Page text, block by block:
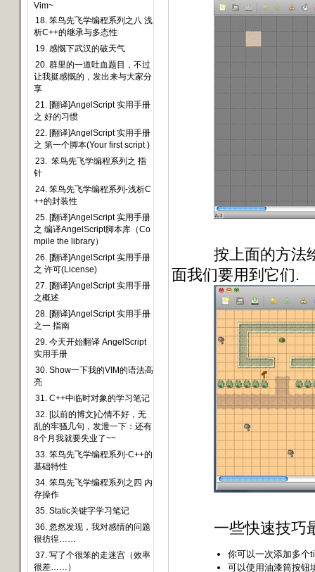
Vim~
18. 笨鸟先飞学编程系列之八 浅
析C++的继承与多态性
19. 感慨下武汉的破天气
20. 群里的一道吐血题目，不过
让我挺感慨的，发出来与大家分
享
21. [翻译]AngelScript 实用手册
之 好的习惯
22. [翻译]AngelScript 实用手册
之 第一个脚本(Your first script )
23. 笨鸟先飞学编程系列之 指
针
24. 笨鸟先飞学编程系列-浅析C
++的封装性
25. [翻译]AngelScript 实用手册
之 编译AngelScript脚本库（Co
mpile the library）
26. [翻译]AngelScript 实用手册
之 许可(License)
27. [翻译]AngelScript 实用手册
之概述
28. [翻译]AngelScript 实用手册
之一 指南
29. 今天开始翻译 AngelScript
实用手册
30. Show一下我的VIM的语法高
亮
31. C++中临时对象的学习笔记
32. [以前的博文]心情不好，无
乱的牢骚几句，发泄一下：还有
8个月我就要失业了~~
33. 笨鸟先飞学编程系列-C++的
基础特性
34. 笨鸟先飞学编程系列之四 内
存操作
35. Static关键字学习笔记
36. 忽然发现，我对感情的问题
很彷徨……
37. 写了个很笨的走迷宫（效率
很差……）
按上面的方法绘
面我们要用到它们.
一些快速技巧
你可以一次添加多个
可以使用油漆筒按钮